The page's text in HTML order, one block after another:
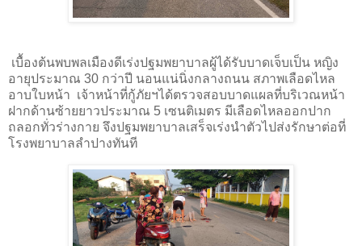
เบื้องต้นพบพลเมืองดีเร่งปฐมพยาบาลผู้ได้รับบาดเจ็บเป็น หญิง
อายุประมาณ 30 กว่าปี นอนแน่นิ่งกลางถนน สภาพเลือดไหล
อาบใบหน้า เจ้าหน้าที่กู้ภัยฯได้ตรวจสอบบาดแผลที่บริเวณหน้า
ฝากด้านซ้ายยาวประมาณ 5 เซนติเมตร มีเลือดไหลออกปาก
ถลอกทั่วร่างกาย จึงปฐมพยาบาลเสร็จเร่งนำตัวไปส่งรักษาต่อที่
โรงพยาบาลลำปางทันที